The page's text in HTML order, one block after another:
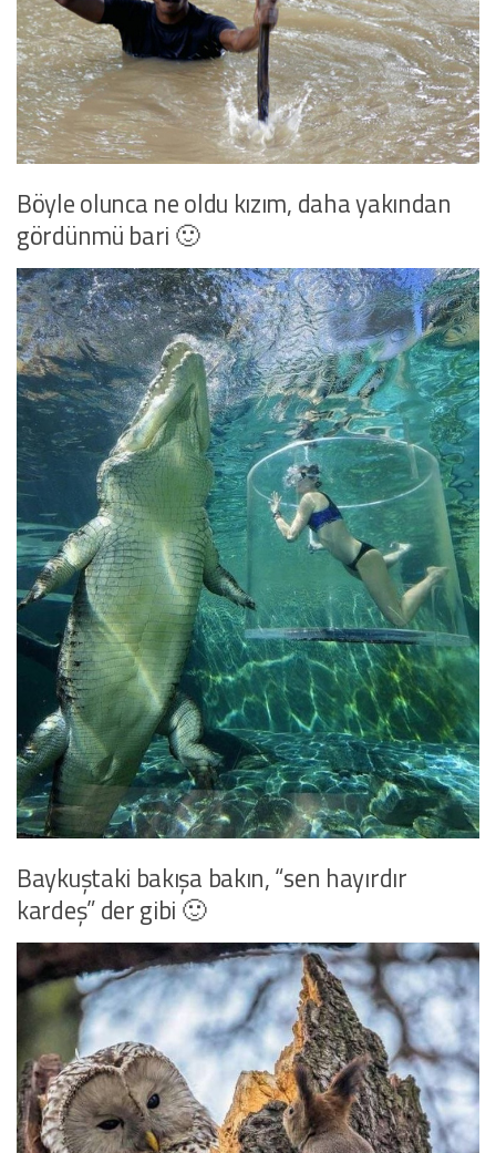
Böyle olunca ne oldu kızım, daha yakından
gördünmü bari 🙂
Baykuştaki bakışa bakın, “sen hayırdır
kardeş” der gibi 🙂